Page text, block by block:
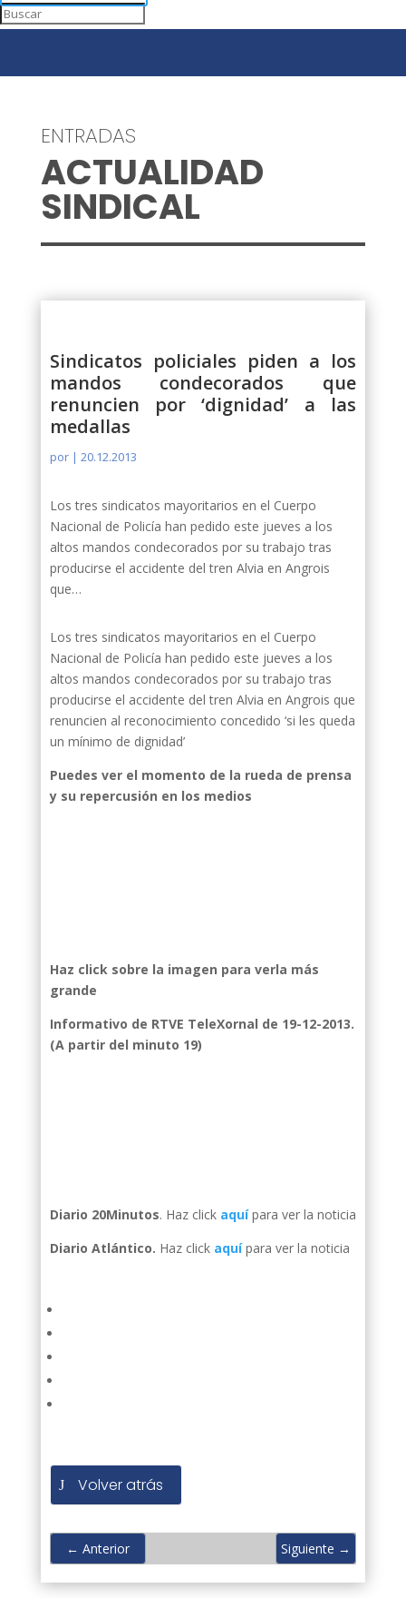
ENTRADAS
ACTUALIDAD
SINDICAL
Sindicatos policiales piden a los
mandos condecorados que
renuncien por ‘dignidad’ a las
medallas
por | 20.12.2013
Los tres sindicatos mayoritarios en el Cuerpo
Nacional de Policía han pedido este jueves a los
altos mandos condecorados por su trabajo tras
producirse el accidente del tren Alvia en Angrois
que…
Los tres sindicatos mayoritarios en el Cuerpo
Nacional de Policía han pedido este jueves a los
altos mandos condecorados por su trabajo tras
producirse el accidente del tren Alvia en Angrois que
renuncien al reconocimiento concedido ‘si les queda
un mínimo de dignidad’
Puedes ver el momento de la rueda de prensa
y su repercusión en los medios
Haz click sobre la imagen para verla más
grande
Informativo de RTVE TeleXornal de 19-12-2013.
(A partir del minuto 19)
Diario 20Minutos. Haz click aquí para ver la noticia
Diario Atlántico. Haz click aquípara ver la noticia
Volver atrás
← Anterior Siguiente →